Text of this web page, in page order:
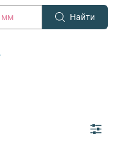
Найти